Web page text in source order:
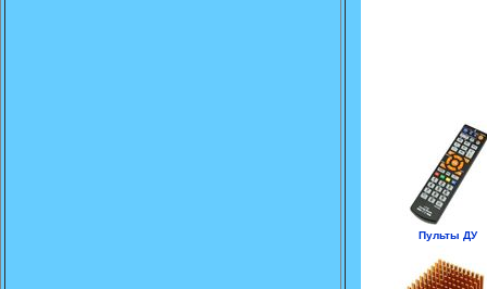
Пульты ДУ